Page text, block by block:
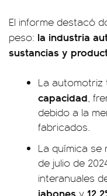
El informe destacó
peso: la industria
sustancias y
La automotriz
capacidad,
debido a la
fabricados.
La química se
de julio de
interanuales
jabones y